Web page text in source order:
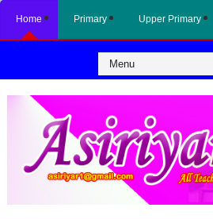
Home Primary Upper Primary